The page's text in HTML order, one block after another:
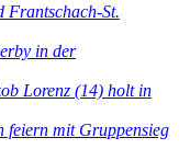
Frantschach-St.
in der
Lorenz (14) holt in
feiern mit Gruppensieg